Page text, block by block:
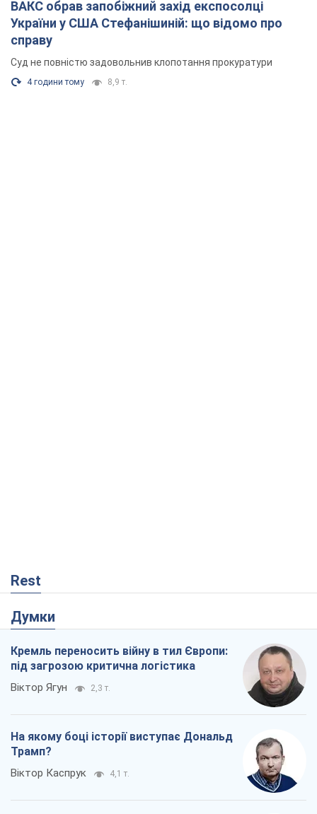
ВАКС обрав запобіжний захід експосолці
України у США Стефанішиній: що відомо про
справу
Суд не повністю задовольнив клопотання прокуратури
4 години тому 8,9 т.
Rest
Думки
Кремль переносить війну в тил Європи:
під загрозою критична логістика
Віктор Ягун 2,3 т.
На якому боці історії виступає Дональд
Трамп?
Віктор Каспрук 4,1 т.